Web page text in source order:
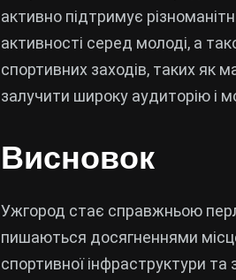
активно підтримує
активності серед молоді, а
спортивних заходів, таких як
залучити широку аудиторію і
Висновок
Ужгород стає справжньою
пишаються досягненнями
спортивної інфраструктури